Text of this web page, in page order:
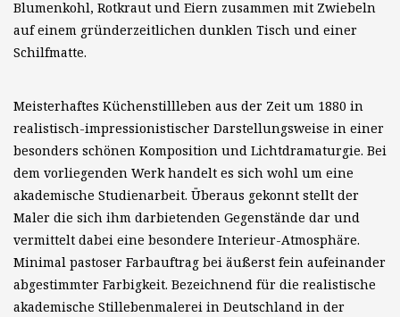
Blumenkohl, Rotkraut und Eiern zusammen mit Zwiebeln
auf einem gründerzeitlichen dunklen Tisch und einer
Schilfmatte.
Meisterhaftes Küchenstillleben aus der Zeit um 1880 in
realistisch-impressionistischer Darstellungsweise in einer
besonders schönen Komposition und Lichtdramaturgie. Bei
dem vorliegenden Werk handelt es sich wohl um eine
akademische Studienarbeit. Überaus gekonnt stellt der
Maler die sich ihm darbietenden Gegenstände dar und
vermittelt dabei eine besondere Interieur-Atmosphäre.
Minimal pastoser Farbauftrag bei äußerst fein aufeinander
abgestimmter Farbigkeit. Bezeichnend für die realistische
akademische Stillebenmalerei in Deutschland in der